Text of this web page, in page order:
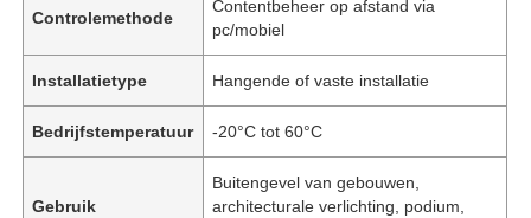
Controlemethode
Contentbeheer op afstand via
pc/mobiel
Installatietype Hangende of vaste installatie
Bedrijfstemperatuur -20°C tot 60°C
Gebruik
Buitengevel van gebouwen,
architecturale verlichting, podium,